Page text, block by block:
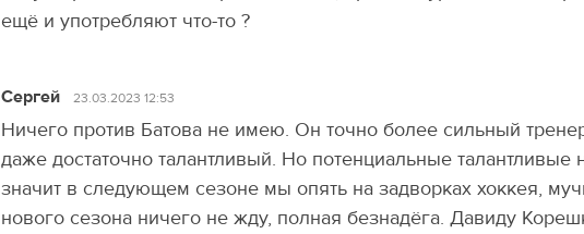
ещё и употребляют что-то ?
Сергей 23.03.2023 12:53
Ничего против Батова не имею. Он точно более сильный
даже достаточно талантливый. Но потенциальные талантливые
значит в следующем сезоне мы опять на задворках хоккея,
нового сезона ничего не жду, полная безнадёга. Давиду